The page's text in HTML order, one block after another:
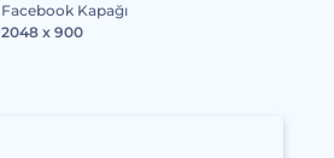
Facebook Kapağı
2048 x 900